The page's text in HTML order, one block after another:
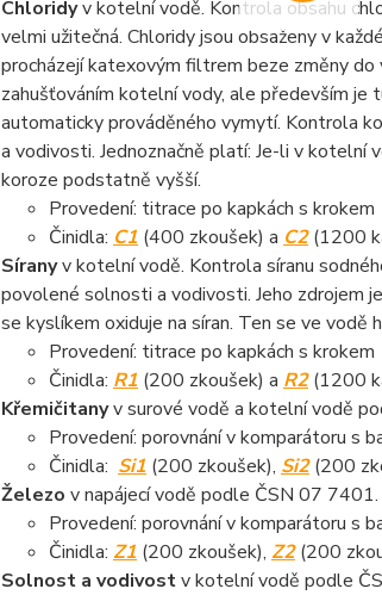
Chloridyv kotelní vodě. Kontrola obsahu
velmi užitečná. Chloridy jsou obsaženy v
procházejí katexovým filtrem beze změny do
zahušťováním kotelní vody, ale především
automaticky prováděného vymytí. Kontrola
a vodivosti. Jednoznačně platí: Je-li v kotelní
koroze podstatně vyšší.
Provedení: titrace po kapkách s
Činidla: C1 (400 zkoušek) a C2 (1200
Síranyv kotelní vodě. Kontrola síranu
povolené solnosti a vodivosti. Jeho zdrojem
se kyslíkem oxiduje na síran. Ten se ve
Provedení: titrace po kapkách s
Činidla: R1 (200 zkoušek) a R2 (1200
Křemičitanyv surové vodě a kotelní vodě
Provedení: porovnání v komparátoru
Činidla: Si1 (200 zkoušek), Si2(200
Železo v napájecí vodě podle ČSN 07 7401.
Provedení: porovnání v komparátoru s
Činidla: Z1 (200 zkoušek), Z2 (200
Solnost a vodivostv kotelní vodě podle